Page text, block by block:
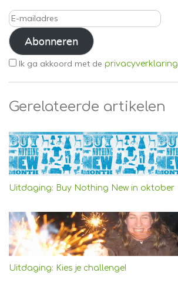
E-
mailadresAbonneren
Ik ga akkoord met de privacyverklaring
Gerelateerde artikelen
Uitdaging: Buy Nothing New in oktober
Uitdaging: Kies je challenge!